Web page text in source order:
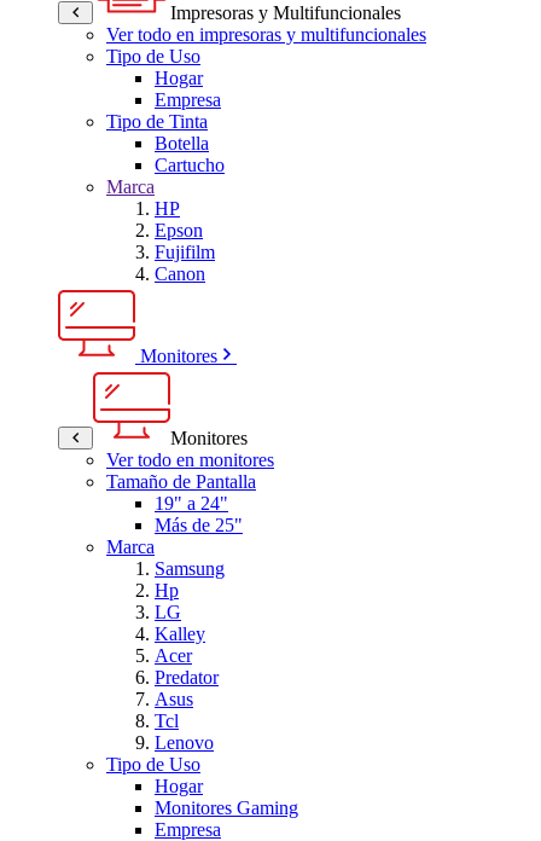
Impresoras y Multifuncionales
Ver todo en impresoras y multifuncionales
Tipo de Uso
Hogar
Empresa
Tipo de Tinta
Botella
Cartucho
Marca
HP
Epson
Fujifilm
Canon
Monitores
Monitores
Ver todo en monitores
Tamaño de Pantalla
19" a 24"
Más de 25"
Marca
Samsung
Hp
LG
Kalley
Acer
Predator
Asus
Tcl
Lenovo
Tipo de Uso
Hogar
Monitores Gaming
Empresa